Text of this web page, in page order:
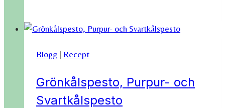
direkt
gräsmattan!
Blogg | Recept
Grönkålspesto, Purpur- och
Svartkålspesto